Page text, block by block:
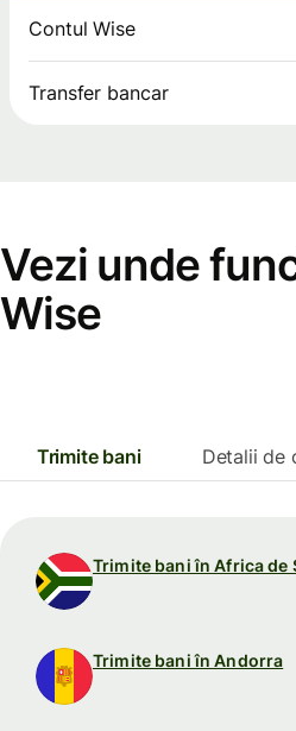
Contul Wise
Transfer bancar
Vezi unde
Wise
Trimite bani Detalii de
Trimite bani în Africa de
Trimite bani în Andorra